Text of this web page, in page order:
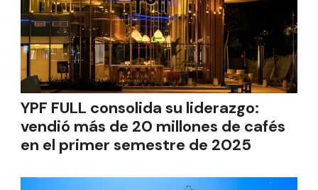
YPF FULL consolida su liderazgo:
vendió más de 20 millones de cafés
en el primer semestre de 2025